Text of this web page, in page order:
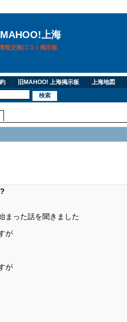
上海
報交換口コミ掲示板
旧MAHOO! 上海掲示板 上海地図
まった話を聞きました
が
が